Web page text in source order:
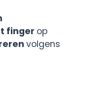
finger op
volgens